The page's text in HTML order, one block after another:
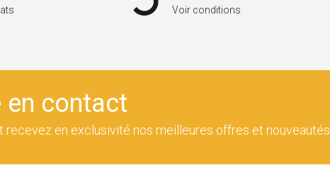
Voir conditions
en contact
recevez en exclusivité nos meilleures offres et nouveautés